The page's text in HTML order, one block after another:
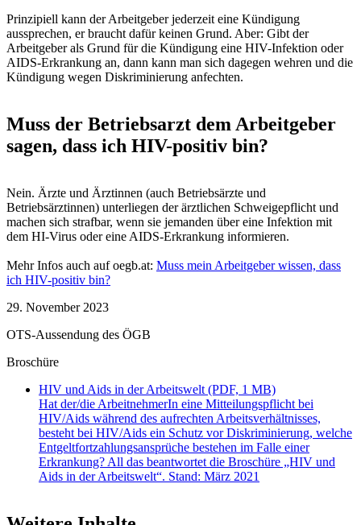
Prinzipiell kann der Arbeitgeber jederzeit eine Kündigung
aussprechen, er braucht dafür keinen Grund. Aber: Gibt der
Arbeitgeber als Grund für die Kündigung eine HIV-Infektion oder
AIDS-Erkrankung an, dann kann man sich dagegen wehren und die
Kündigung wegen Diskriminierung anfechten.
Muss der Betriebsarzt dem Arbeitgeber
sagen, dass ich HIV-positiv bin?
Nein. Ärzte und Ärztinnen (auch Betriebsärzte und
Betriebsärztinnen) unterliegen der ärztlichen Schweigepflicht und
machen sich strafbar, wenn sie jemanden über eine Infektion mit
dem HI-Virus oder eine AIDS-Erkrankung informieren.
Mehr Infos auch auf oegb.at: Muss mein Arbeitgeber wissen, dass
ich HIV-positiv bin?
29. November 2023
OTS-Aussendung des ÖGB
Broschüre
HIV und Aids in der Arbeitswelt (PDF, 1 MB)
Hat der/die ArbeitnehmerIn eine Mitteilungspflicht bei
HIV/Aids während des aufrechten Arbeitsverhältnisses,
besteht bei HIV/Aids ein Schutz vor Diskriminierung, welche
Entgeltfortzahlungsansprüche bestehen im Falle einer
Erkrankung? All das beantwortet die Broschüre „HIV und
Aids in der Arbeitswelt“. Stand: März 2021